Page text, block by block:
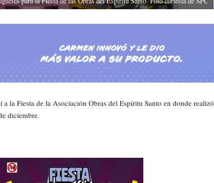
a la Fiesta de la Asociación Obras del Espíritu Santo en donde realizó
diciembre.